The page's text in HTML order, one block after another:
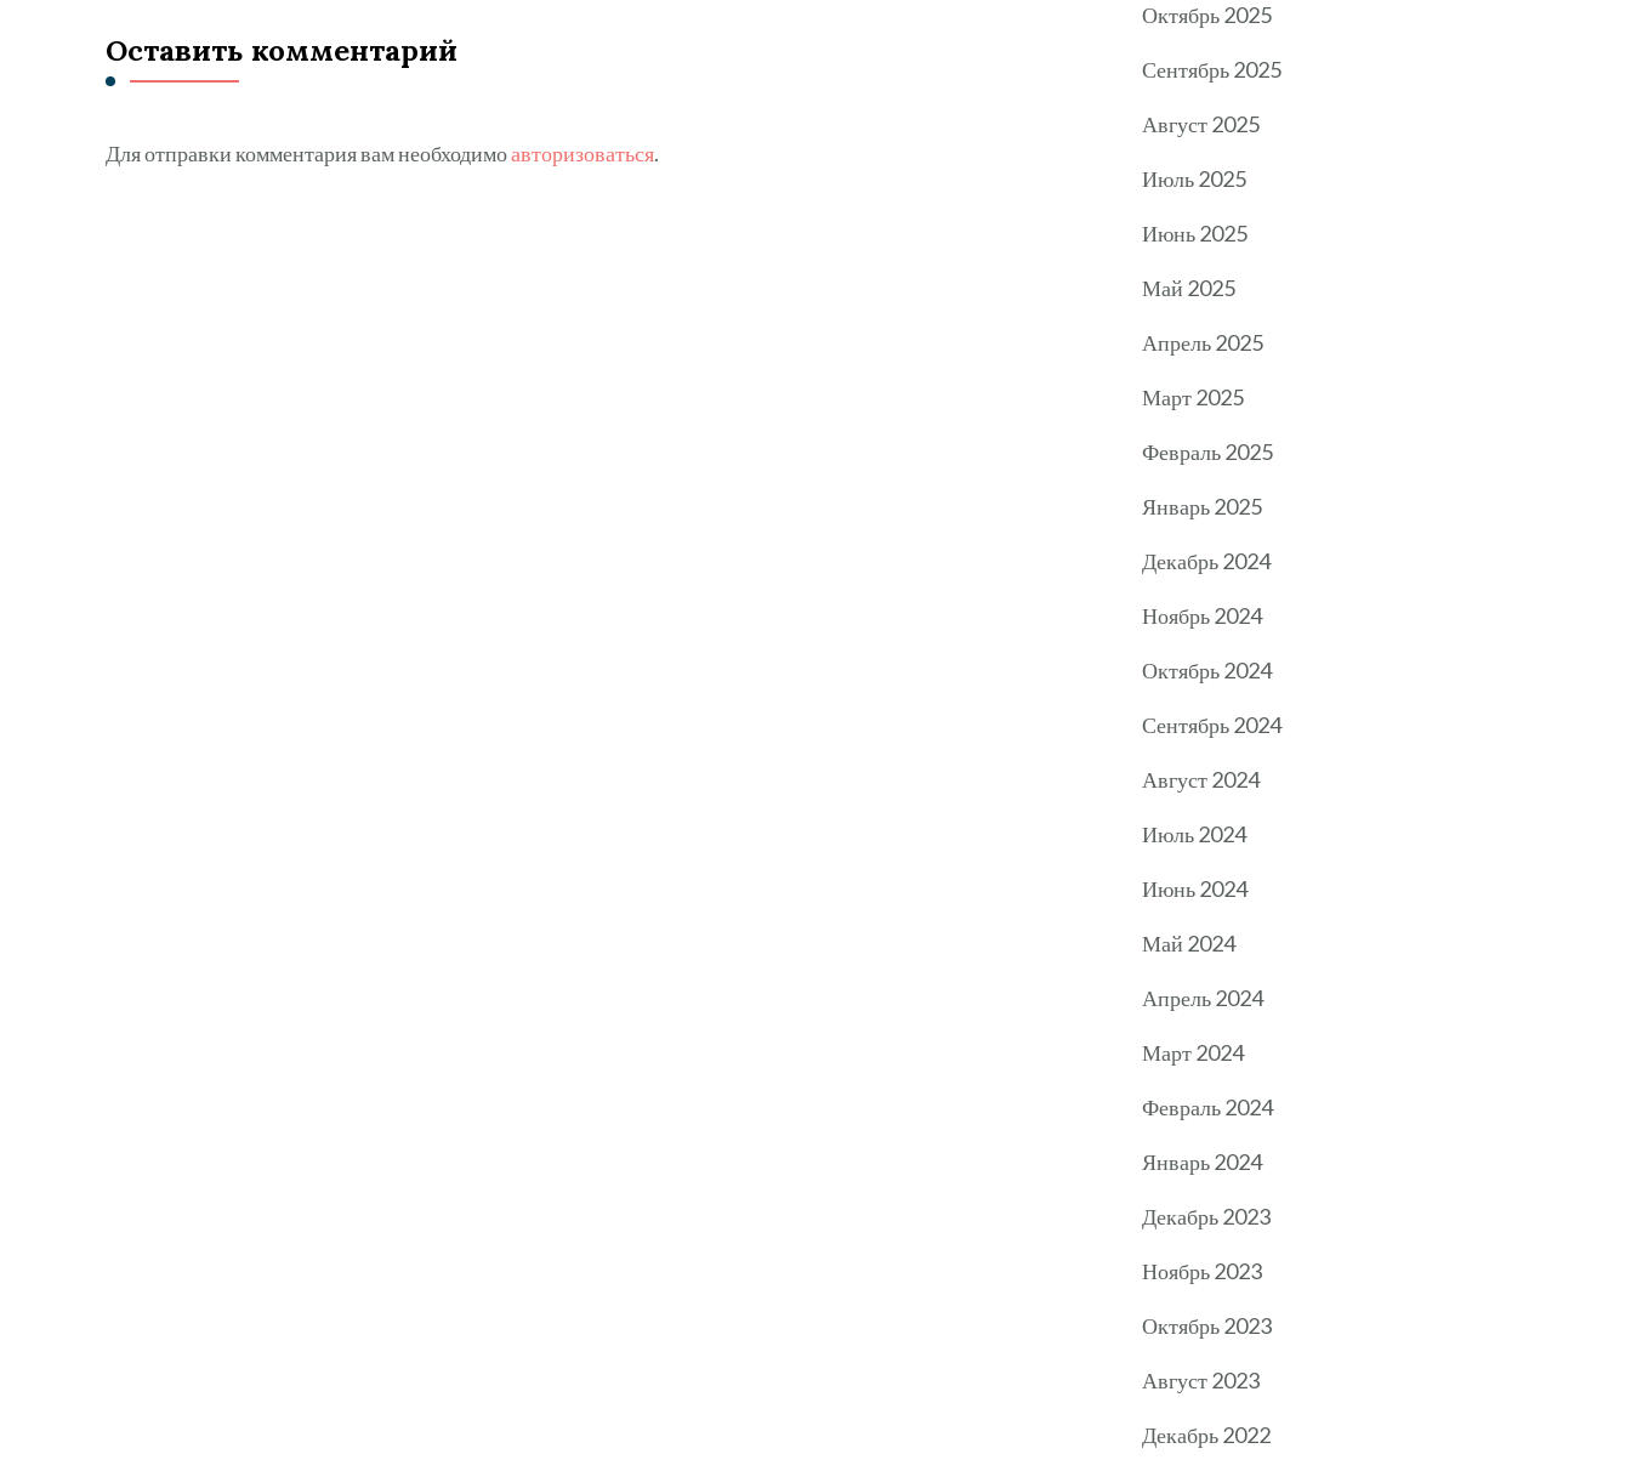
Оставить комментарий
Для отправки комментария вам необходимоавторизоваться.
Октябрь 2025
Сентябрь 2025
Август 2025
Июль 2025
Июнь 2025
Май 2025
Апрель 2025
Март 2025
Февраль 2025
Январь 2025
Декабрь 2024
Ноябрь 2024
Октябрь 2024
Сентябрь 2024
Август 2024
Июль 2024
Июнь 2024
Май 2024
Апрель 2024
Март 2024
Февраль 2024
Январь 2024
Декабрь 2023
Ноябрь 2023
Октябрь 2023
Август 2023
Декабрь 2022